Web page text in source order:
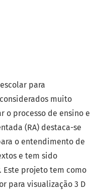
para
muito
o processo de ensino e
(RA) destaca-se
o entendimento de
e tem sido
projeto tem como
para visualização 3 D